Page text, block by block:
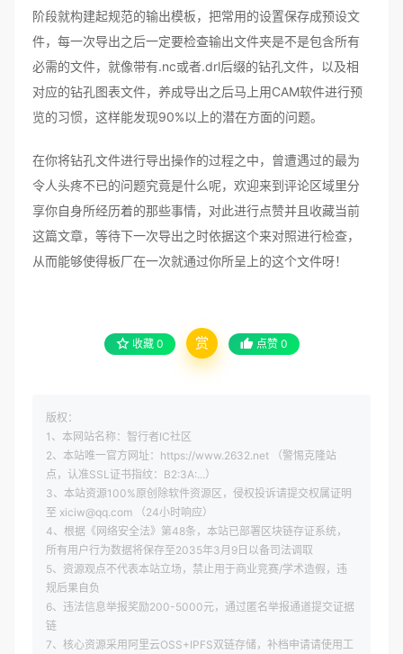
阶段就构建起规范的输出模板，把常用的设置保存成预设文
件，每一次导出之后一定要检查输出文件夹是不是包含所有
必需的文件，就像带有.nc或者.drl后缀的钻孔文件，以及相
对应的钻孔图表文件，养成导出之后马上用CAM软件进行预
览的习惯，这样能发现90%以上的潜在方面的问题。
在你将钻孔文件进行导出操作的过程之中，曾遭遇过的最为
令人头疼不已的问题究竟是什么呢，欢迎来到评论区域里分
享你自身所经历着的那些事情，对此进行点赞并且收藏当前
这篇文章，等待下一次导出之时依据这个来对照进行检查，
从而能够使得板厂在一次就通过你所呈上的这个文件呀！
收藏 0 赏 点赞 0
版权：
1、本网站名称：智行者IC社区
2、本站唯一官方网址：https://www.2632.net （警惕克隆站
点，认准SSL证书指纹：B2:3A:...）
3、本站资源100%原创除软件资源区，侵权投诉请提交权属证明
至 xiciw@qq.com （24小时响应）
4、根据《网络安全法》第48条，本站已部署区块链存证系统，
所有用户行为数据将保存至2035年3月9日以备司法调取
5、资源观点不代表本站立场，禁止用于商业竞赛/学术造假，违
规后果自负
6、违法信息举报奖励200-5000元，通过匿名举报通道提交证据
链
7、核心资源采用阿里云OSS+IPFS双链存储，补档申请请使用工